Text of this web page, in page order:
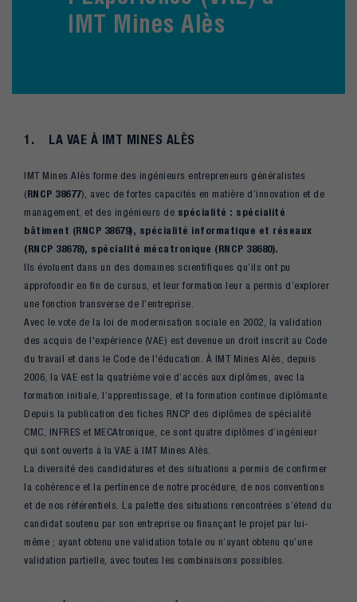
IMT Mines Alès
1. LA VAE À IMT MINES ALÈS
IMT Mines Alès forme des ingénieurs entrepreneurs généralistes
(RNCP 38677), avec de fortes capacités en matière d’innovation et de
management, et des ingénieurs de spécialité : spécialité
bâtiment (RNCP 38679), spécialité informatique et réseaux
(RNCP 38678), spécialité mécatronique (RNCP 38680).
Ils évoluent dans un des domaines scientifiques qu’ils ont pu
approfondir en fin de cursus, et leur formation leur a permis d’explorer
une fonction transverse de l’entreprise.
Avec le vote de la loi de modernisation sociale en 2002, la validation
des acquis de l'expérience (VAE) est devenue un droit inscrit au Code
du travail et dans le Code de l'éducation. À IMT Mines Alès, depuis
2006, la VAE est la quatrième voie d’accès aux diplômes, avec la
formation initiale, l’apprentissage, et la formation continue diplômante.
Depuis la publication des fiches RNCP des diplômes de spécialité
CMC, INFRES et MECAtronique, ce sont quatre diplômes d’ingénieur
qui sont ouverts à la VAE à IMT Mines Alès.
La diversité des candidatures et des situations a permis de confirmer
la cohérence et la pertinence de notre procédure, de nos conventions
et de nos référentiels. La palette des situations rencontrées s’étend du
candidat soutenu par son entreprise ou finançant le projet par lui-
même ; ayant obtenu une validation totale ou n’ayant obtenu qu’une
validation partielle, avec toutes les combinaisons possibles.